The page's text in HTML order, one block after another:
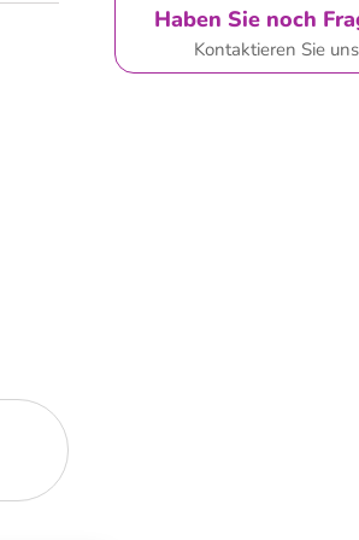
Haben Sie noch
Kontaktieren Sie